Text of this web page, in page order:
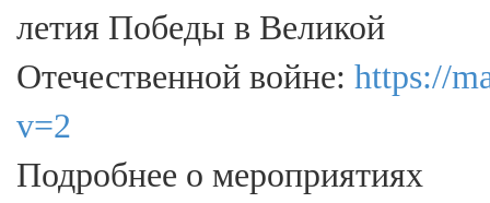
летия Победы в Великой
Отечественной войне: https://
v=2
Подробнее о мероприятиях